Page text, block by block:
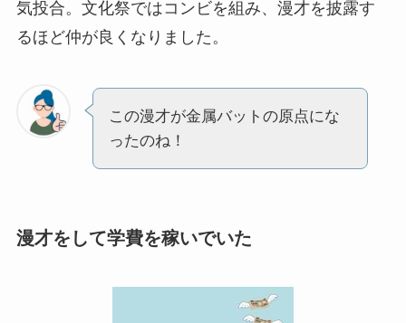
気投合。文化祭ではコンビを組み、漫才を披露す
るほど仲が良くなりました。
この漫才が金属バットの原点にな
ったのね！
漫才をして学費を稼いでいた